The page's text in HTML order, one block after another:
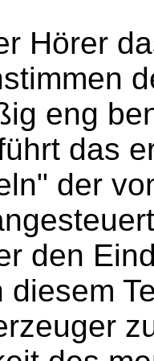
Hörer
eng
das
der
den
diesem